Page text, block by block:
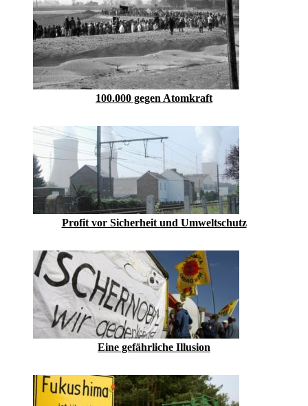
100.000 gegen Atomkraft
Profit vor Sicherheit und Umweltschutz
Eine gefährliche Illusion